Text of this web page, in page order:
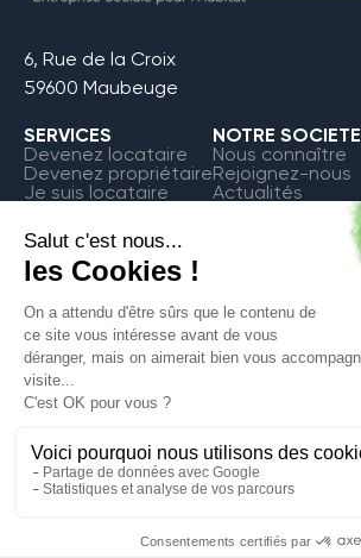
6, Rue de la Croix
59600 Maubeuge
SERVICES
Devenez locataire
Devenez propriétaire
Je suis locataire
NOTRE SOCIETE
Nous connaître
Rejoignez-nous
Actualités
Espace Locataire